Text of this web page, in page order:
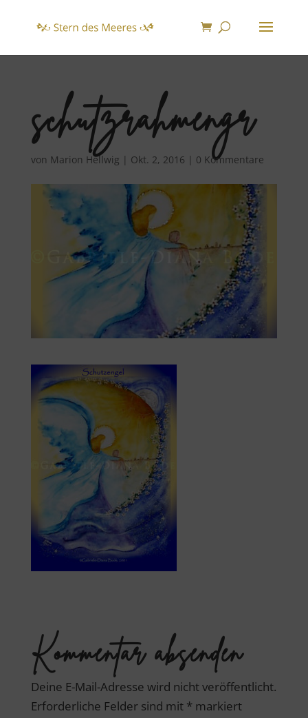
schutzrahmengr
von Marion Hellwig | Okt. 2, 2016 | 0 Kommentare
Kommentar absenden
Deine E-Mail-Adresse wird nicht veröffentlicht.
Erforderliche Felder sind mit *markiert